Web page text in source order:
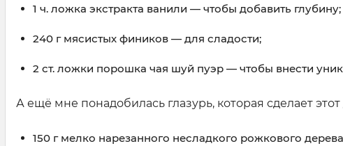
1 ч. ложка экстракта ванили — чтобы добавить глубину;
240 г мясистых фиников — для сладости;
2 ст. ложки порошка чая шуй пуэр — чтобы внести
А ещё мне понадобилась глазурь, которая сделает
150 г мелко нарезанного несладкого рожкового